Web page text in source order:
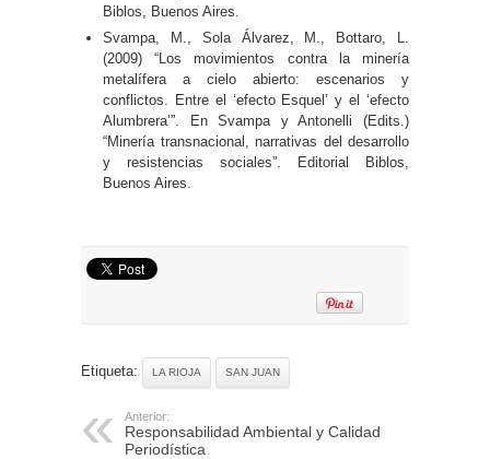
Biblos, Buenos Aires.
Svampa, M., Sola Álvarez, M., Bottaro, L.
(2009) “Los movimientos contra la minería
metalífera a cielo abierto: escenarios y
conflictos. Entre el ‘efecto Esquel’ y el ‘efecto
Alumbrera’”. En Svampa y Antonelli (Edits.)
“Minería transnacional, narrativas del desarrollo
y resistencias sociales”. Editorial Biblos,
Buenos Aires.
Etiqueta: LA RIOJA SAN JUAN
Anterior:
Responsabilidad Ambiental y Calidad
Periodística